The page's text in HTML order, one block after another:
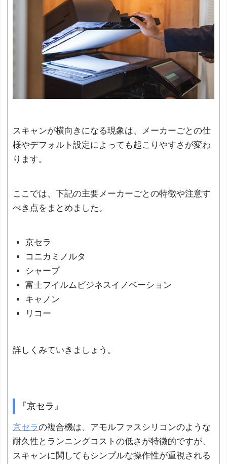
スキャンが横向きになる現象は、メーカーごとの仕
様やデフォルト設定によっても起こりやすさが変わ
ります。
ここでは、下記の主要メーカーごとの特徴や注意す
べき点をまとめました。
京セラ
コニカミノルタ
シャープ
富士フイルムビジネスイノベーション
キャノン
リコー
詳しくみていきましょう。
『京セラ』
京セラの複合機は、アモルファスシリコンのような
耐久性とランニングコストの低さが特徴的ですが、
スキャンに関してもシンプルな操作性が重視される